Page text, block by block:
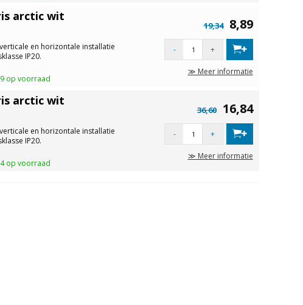
arctic wit
en horizontale installatie
IP20.
9 op voorraad
19,34 8,89
- +
≫ Meer informatie
arctic wit
en horizontale installatie
IP20.
4 op voorraad
36,60 16,84
- +
≫ Meer informatie